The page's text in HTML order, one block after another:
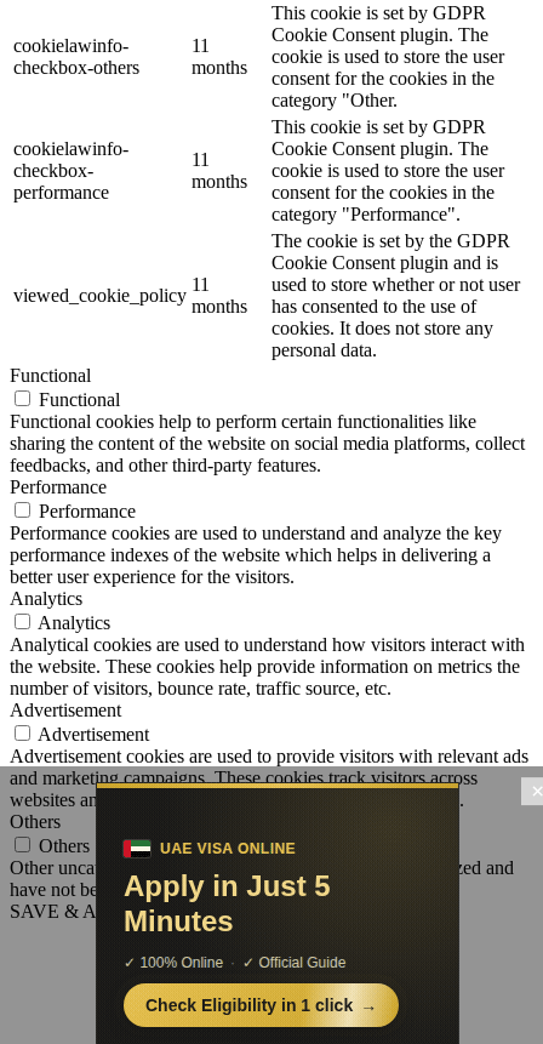
cookielawinfo-
checkbox-others
11
months
This cookie is set by GDPR
Cookie Consent plugin. The
cookie is used to store the user
consent for the cookies in the
category "Other.
cookielawinfo-
checkbox-
performance
11
months
This cookie is set by GDPR
Cookie Consent plugin. The
cookie is used to store the user
consent for the cookies in the
category "Performance".
viewed_cookie_policy
11
months
The cookie is set by the GDPR
Cookie Consent plugin and is
used to store whether or not user
has consented to the use of
cookies. It does not store any
personal data.
Functional
Functional
Functional cookies help to perform certain functionalities like
sharing the content of the website on social media platforms, collect
feedbacks, and other third-party features.
Performance
Performance
Performance cookies are used to understand and analyze the key
performance indexes of the website which helps in delivering a
better user experience for the visitors.
Analytics
Analytics
Analytical cookies are used to understand how visitors interact with
the website. These cookies help provide information on metrics the
number of visitors, bounce rate, traffic source, etc.
Advertisement
Advertisement
Advertisement cookies are used to provide visitors with relevant ads
and marketing campaigns. These cookies track visitors across
websites and collect information to provide customized ads.
Others
Others
Other uncategorized cookies are those that are being analyzed and
have not been classified into a category as yet.
SAVE & ACCEPT